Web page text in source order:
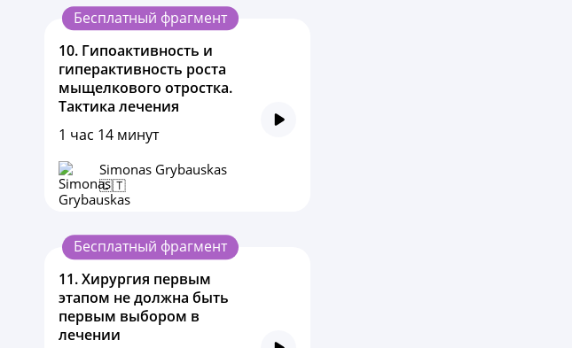
Бесплатный фрагмент
10. Гипоактивность и
гиперактивность роста
мыщелкового отростка.
Тактика лечения
1 час 14 минут
Simonas Grybauskas
🇱🇹
Бесплатный фрагмент
11.Хирургия первым
этапом не должна быть
первым выбором в
лечении